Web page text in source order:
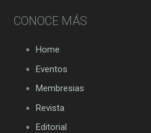
CONOCE MÁS
Home
Eventos
Membresias
Revista
Editorial